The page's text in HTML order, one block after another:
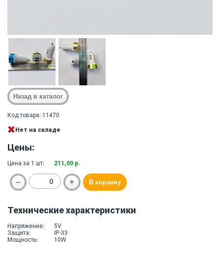
Код товара: 11470
Нет на складе
Цены:
Цена за 1 шт: 211,00 р.
Технические характеристики
Напряжение:
5V
Защита:
IP-33
Мощность:
10W